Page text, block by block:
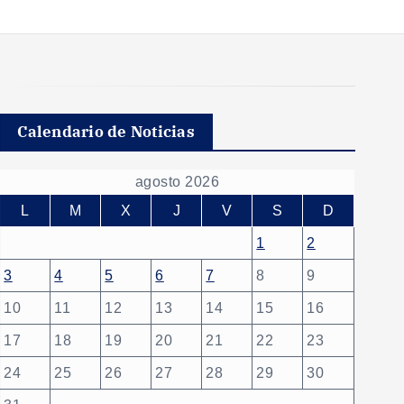
Calendario de Noticias
agosto 2026
L
M X J V S D
1 2
3 4 5 6 7 8 9
10 11 12 13 14 15 16
17 18 19 20 21 22 23
24 25 26 27 28 29 30